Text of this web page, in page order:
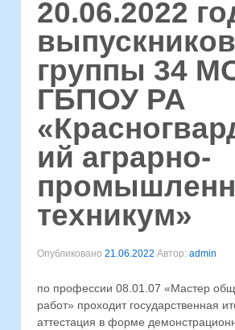
20.06.2022
выпускников
группы 34
ГБПОУ РА
ий аграрно-
техникум»
Опубликовано 21.06.2022 Автор: admin
по профессии 08.01.07 «Мастер
работ» проходит государственная
аттестация в форме